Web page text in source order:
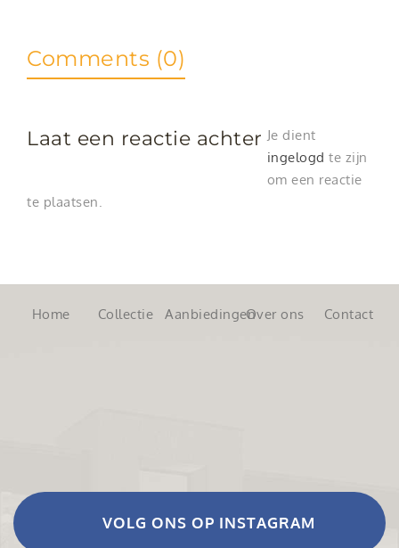
Comments (0)
Laat een reactie achter Je dient
ingelogd te zijn
om een reactie
te plaatsen.
Home Collectie AanbiedingenOver ons Contact
VOLG ONS OP INSTAGRAM